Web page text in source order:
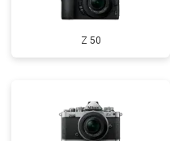
Z 50